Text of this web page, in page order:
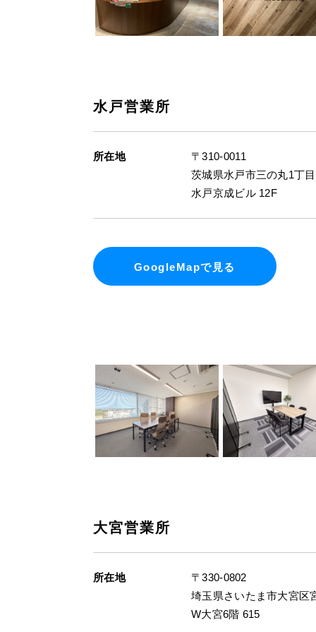
水戸営業所
所在地
〒310-0011
茨城県水戸市三の丸1丁
水戸京成ビル 12F
GoogleMapで見る
大宮営業所
所在地
〒330-0802
埼玉県さいたま市大宮区
W大宮6階 615